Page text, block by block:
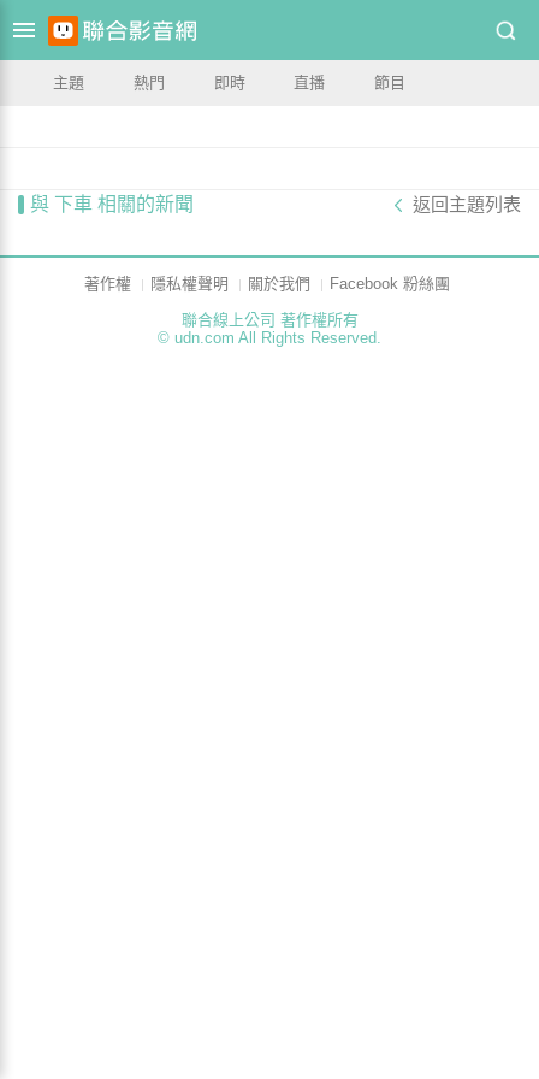
主題 熱門 即時 直播 節目
與 下車 相關的新聞 返回主題列表
著作權 隱私權聲明 關於我們
Facebook 粉絲團
聯合線上公司 著作權所有
© udn.com All Rights Reserved.